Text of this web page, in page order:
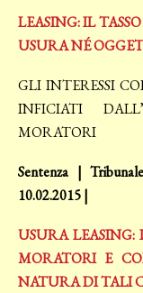
LEASING: IL
USURA NÉ
GLI INTERESSI
INFICIATI
MORATORI
Sentenza |
10.02.2015 |
USURA
MORATORI E
NATURA DI TALI